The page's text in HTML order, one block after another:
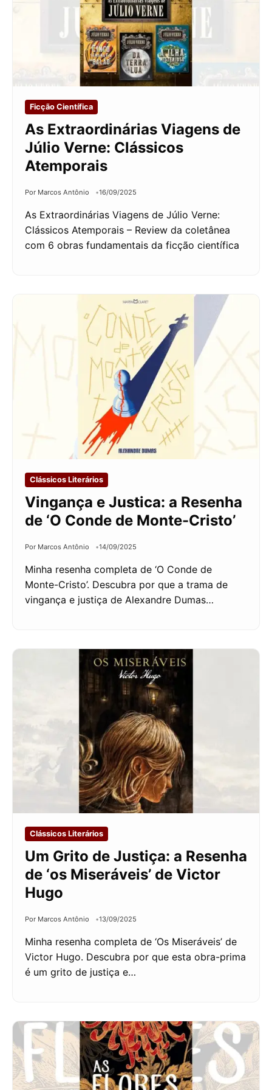
Ficção Científica
As Extraordinárias Viagens de
Júlio Verne: Clássicos
Atemporais
Por Marcos Antônio 16/09/2025
As Extraordinárias Viagens de Júlio Verne:
Clássicos Atemporais – Review da coletânea
com 6 obras fundamentais da ficção científica
Clássicos Literários
Vingança e Justica: a Resenha
de ‘O Conde de Monte-Cristo’
Por Marcos Antônio 14/09/2025
Minha resenha completa de ‘O Conde de
Monte-Cristo’. Descubra por que a trama de
vingança e justiça de Alexandre Dumas…
Clássicos Literários
Um Grito de Justiça: a Resenha
de ‘os Miseráveis’ de Victor
Hugo
Por Marcos Antônio 13/09/2025
Minha resenha completa de ‘Os Miseráveis’ de
Victor Hugo. Descubra por que esta obra-prima
é um grito de justiça e…